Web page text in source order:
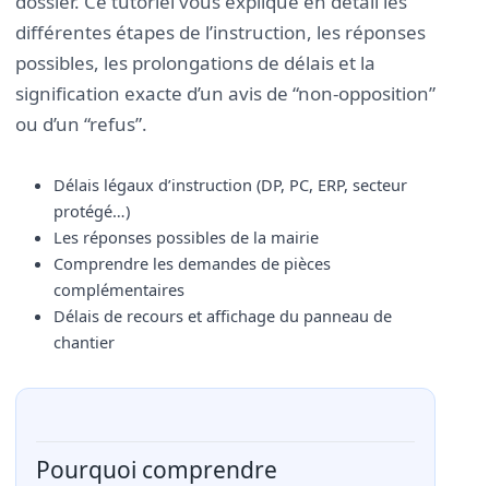
différentes étapes de l’instruction, les réponses
possibles, les prolongations de délais et la
signification exacte d’un avis de “non-opposition”
ou d’un “refus”.
Délais légaux d’instruction (DP, PC, ERP, secteur
protégé…)
Les réponses possibles de la mairie
Comprendre les demandes de pièces
complémentaires
Délais de recours et affichage du panneau de
chantier
Pourquoi comprendre